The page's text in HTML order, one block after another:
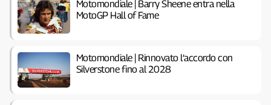
Motomondiale | Barry Sheene entra nella
MotoGP Hall of Fame
Motomondiale | Rinnovato l’accordo con
Silverstone fino al 2028